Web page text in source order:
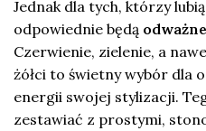
Jednak dla tych, którzy
odpowiednie będą
Czerwienie, zielenie, a
żółci to świetny wybór dla
energii swojej stylizacji.
zestawiać z prostymi,